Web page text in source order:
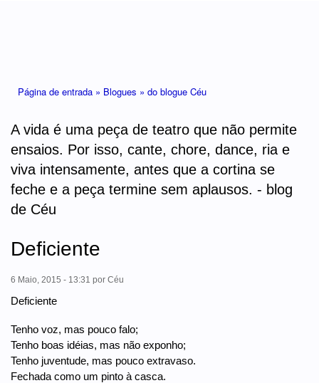
Página de entrada » Blogues » do blogue Céu
A vida é uma peça de teatro que não permite
ensaios. Por isso, cante, chore, dance, ria e
viva intensamente, antes que a cortina se
feche e a peça termine sem aplausos. - blog
de Céu
Deficiente
6 Maio, 2015 - 13:31 por Céu
Deficiente
Tenho voz, mas pouco falo;
Tenho boas idéias, mas não exponho;
Tenho juventude, mas pouco extravaso.
Fechada como um pinto à casca.